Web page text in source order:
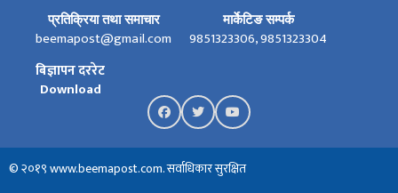
प्रतिक्रिया तथा समाचार
beemapost@gmail.com
मार्केटिङ सम्पर्क
9851323306, 9851323304
बिज्ञापन दररेट
Download
© २०१९ www.beemapost.com. सर्वाधिकार सुरक्षित